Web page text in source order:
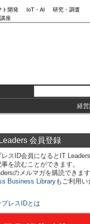
ト開発 IoT・AI
研究・調査
座
経
会員登録
スID会員になるとIT
を読むことができます。
のメルマガを購読できます
Business Libraryもご利用い
プレスIDとは